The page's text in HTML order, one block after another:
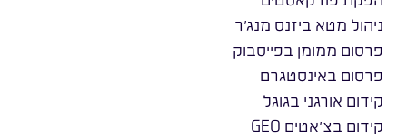
ניהול מטא ביזנס מנג׳ר
פרסום ממומן בפייסבוק
פרסום באינסטגרם
קידום אורגני בגוגל
קידום בצ׳אטים GEO